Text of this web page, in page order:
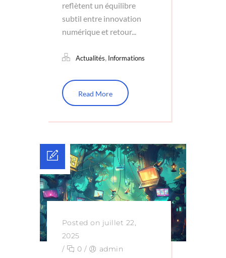
reflètent un équilibre
subtil entre innovation
numérique et retour...
Actualités Informations
Read More
Posted on juillet 22,
2025
/
0 / admin